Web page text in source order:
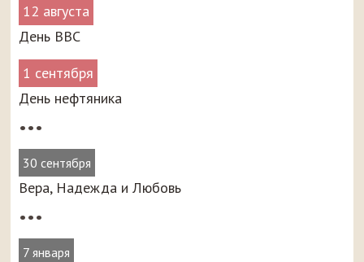
12 августа
День ВВС
1 сентября
День нефтяника
•••
30 сентября
Вера, Надежда и Любовь
•••
7 января